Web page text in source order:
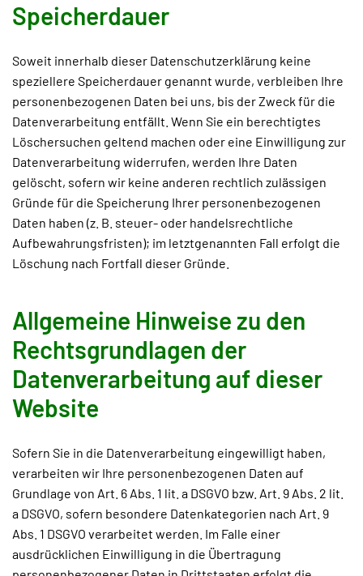
Speicherdauer
Soweit innerhalb dieser Datenschutzerklärung keine
speziellere Speicherdauer genannt wurde, verbleiben Ihre
personenbezogenen Daten bei uns, bis der Zweck für die
Datenverarbeitung entfällt. Wenn Sie ein berechtigtes
Löschersuchen geltend machen oder eine Einwilligung zur
Datenverarbeitung widerrufen, werden Ihre Daten
gelöscht, sofern wir keine anderen rechtlich zulässigen
Gründe für die Speicherung Ihrer personenbezogenen
Daten haben (z. B. steuer- oder handelsrechtliche
Aufbewahrungsfristen); im letztgenannten Fall erfolgt die
Löschung nach Fortfall dieser Gründe.
Allgemeine Hinweise zu den
Rechtsgrundlagen der
Datenverarbeitung auf dieser
Website
Sofern Sie in die Datenverarbeitung eingewilligt haben,
verarbeiten wir Ihre personenbezogenen Daten auf
Grundlage von Art. 6 Abs. 1 lit. a DSGVO bzw. Art. 9 Abs. 2 lit.
a DSGVO, sofern besondere Datenkategorien nach Art. 9
Abs. 1 DSGVO verarbeitet werden. Im Falle einer
ausdrücklichen Einwilligung in die Übertragung